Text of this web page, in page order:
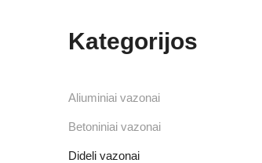
Kategorijos
Aliuminiai vazonai
Betoniniai vazonai
Dideli vazonai